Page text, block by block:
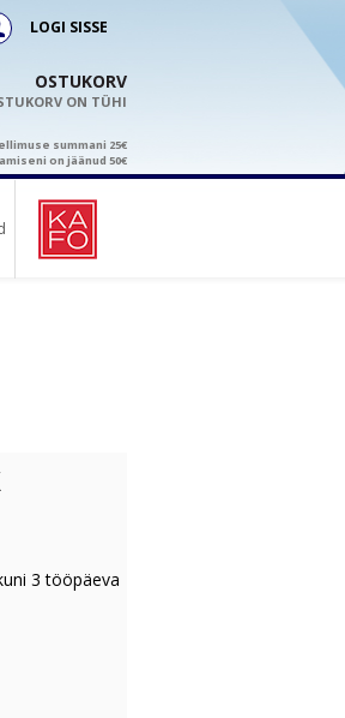
LOGI SISSE
OSTUKORV
ON TÜHI
summani 25€
on jäänud 50€
3 tööpäeva